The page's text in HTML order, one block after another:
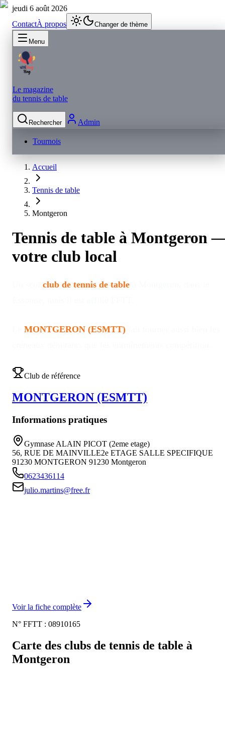
jeudi 6 août 2026
ContactÀ propos Changer de thème
Menu
Le magazine
du tennis de table
Rechercher Admin
Tournois
Accueil
Tennis de table
Montgeron
Tennis de table à Montgeron
votre club local
club de tennis de table
MONTGERON (ESMTT)
Club de référence
MONTGERON (ESMTT)
Informations pratiques
Gymnase ALAIN PICOT (2eme etage)
56, RUE DE MAINVILLE2e ETAGE SALLE SPECIFIQUE
91230 MONTGERON 91230 Montgeron
0623436114
julio.martins@free.fr
Voir la fiche complète
N° FFTT : 08910165
Carte des clubs de tennis de table à
Montgeron